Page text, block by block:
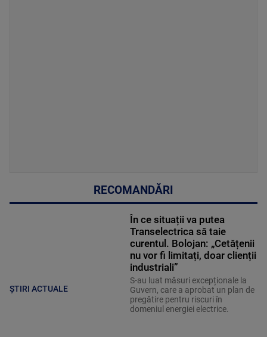
RECOMANDĂRI
ȘTIRI ACTUALE
În ce situații va putea
Transelectrica să taie
curentul. Bolojan: „Cetățenii
nu vor fi limitați, doar clienții
industriali”
S-au luat măsuri excepționale la
Guvern, care a aprobat un plan de
pregătire pentru riscuri în
domeniul energiei electrice.